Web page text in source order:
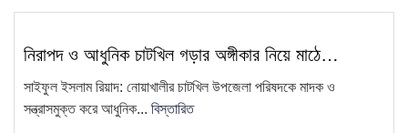
10
সাংবাদিক কামরুল কাননের বিরুদ্ধে
ফেসবুকে অপপ্রচার, থানায় অভিযোগ
নিরাপদ ও আধুনিক চাটখিল গড়ার অঙ্গীকার নিয়ে মাঠে…
সাইফুল ইসলাম রিয়াদ: নোয়াখালীর চাটখিল উপজেলা পরিষদকে মাদক ও
সন্ত্রাসমুক্ত করে আধুনিক... বিস্তারিত